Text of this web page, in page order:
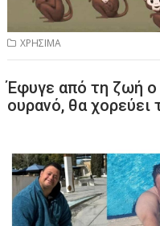
ΧΡΗΣΙΜΑ
Έφυγε από τη ζωή ο
ουρανό, θα χορεύει